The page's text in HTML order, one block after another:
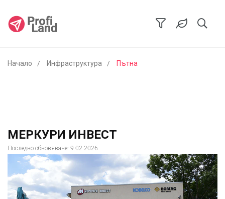
Начало Инфраструктура Пътна
МЕРКУРИ ИНВЕСТ
Последно обновяване: 9.02.2026